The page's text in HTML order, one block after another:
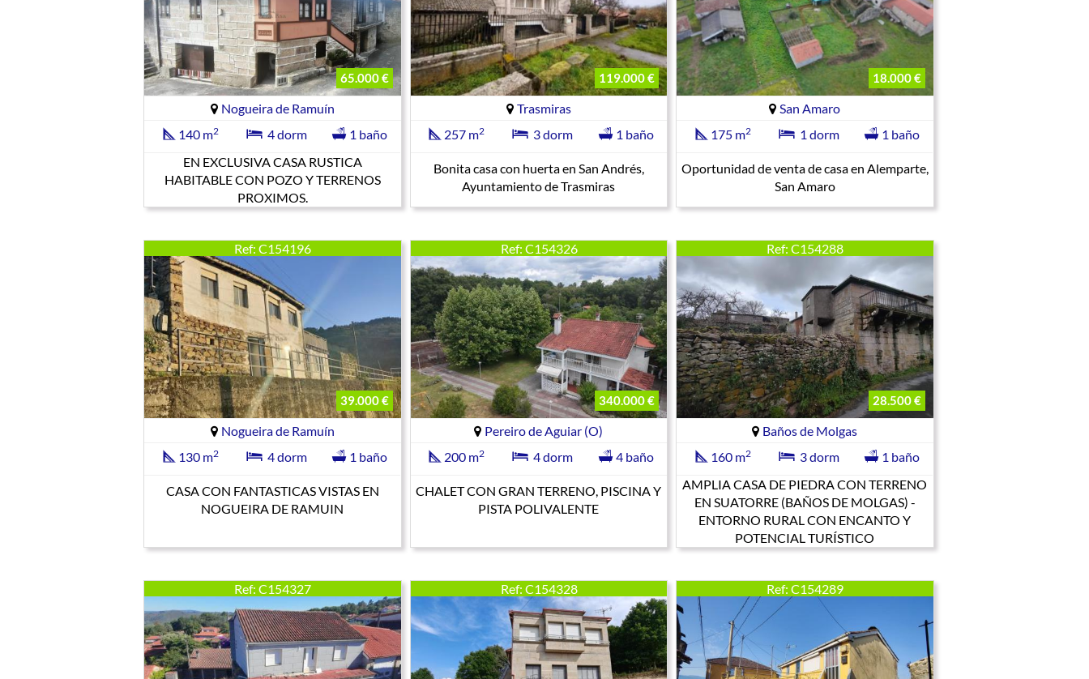
65.000 €
Nogueira de Ramuín
140 m2 4 dorm
1 baño
EN EXCLUSIVA CASA RUSTICA
HABITABLE CON POZO Y TERRENOS
PROXIMOS.
119.000 €
Trasmiras
257 m2 3 dorm 1 baño
Bonita casa con huerta en San Andrés,
Ayuntamiento de Trasmiras
18.000 €
San Amaro
175 m2 1 dorm 1 baño
Oportunidad de venta de casa en Alemparte,
San Amaro
Ref: C154196
39.000 €
Nogueira de Ramuín
130 m2 4 dorm 1 baño
CASA CON FANTASTICAS VISTAS EN
NOGUEIRA DE RAMUIN
Ref: C154326
340.000 €
Pereiro de Aguiar (O)
200 m2 4 dorm 4 baño
CHALET CON GRAN TERRENO, PISCINA Y
PISTA POLIVALENTE
Ref: C154288
28.500 €
Baños de Molgas
160 m2 3 dorm
1 baño
AMPLIA CASA DE PIEDRA CON TERRENO
EN SUATORRE (BAÑOS DE MOLGAS) -
ENTORNO RURAL CON ENCANTO Y
POTENCIAL TURÍSTICO
Ref: C154327 Ref: C154328 Ref: C154289